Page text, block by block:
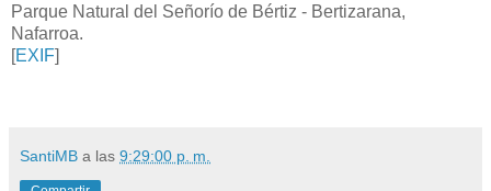
Parque Natural del Señorío de Bértiz - Bertizarana,
Nafarroa.
[EXIF]
SantiMB a las 9:29:00 p. m.